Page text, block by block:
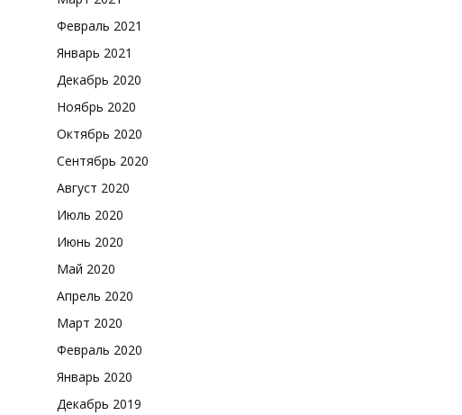
Февраль 2021
Январь 2021
Декабрь 2020
Ноябрь 2020
Октябрь 2020
Сентябрь 2020
Август 2020
Июль 2020
Июнь 2020
Май 2020
Апрель 2020
Март 2020
Февраль 2020
Январь 2020
Декабрь 2019